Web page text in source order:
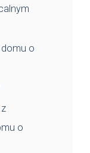
o
o